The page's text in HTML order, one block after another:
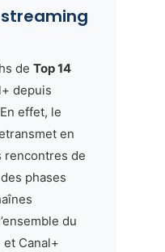
de Top 14
depuis
effet, le
en
rencontres de
phases
du
et Canal+